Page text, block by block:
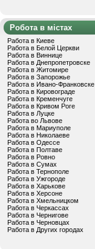
Робота в містах
Работа в Киеве
Работа в Белой Церкви
Работа в Виннице
Работа в Днепропетровске
Работа в Житомире
Работа в Запорожье
Работа в Ивано-Франковске
Работа в Кировограде
Работа в Кременчуге
Работа в Кривом Роге
Работа в Луцке
Работа во Львове
Работа в Мариуполе
Работа в Николаеве
Работа в Одессе
Работа в Полтаве
Работа в Ровно
Работа в Сумах
Работа в Тернополе
Работа в Ужгороде
Работа в Харькове
Работа в Херсоне
Работа в Хмельницком
Работа в Черкассах
Работа в Чернигове
Работа в Черновцах
Работа в Других городах